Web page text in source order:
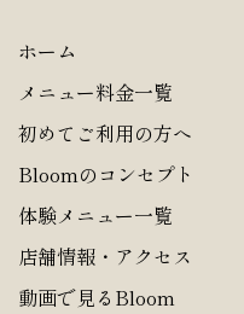
ホーム
メニュー料金一覧
初めてご利用の方へ
Bloomのコンセプト
体験メニュー一覧
店舗情報・アクセス
動画で見るBloom